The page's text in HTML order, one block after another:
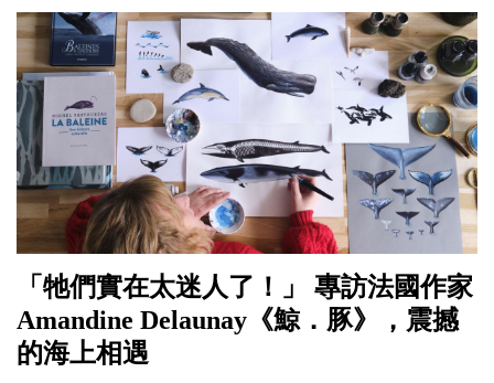
「牠們實在太迷人了！」 專訪法國作家
Amandine Delaunay《鯨．豚》，震撼
的海上相遇